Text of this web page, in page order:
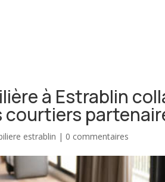
à Estrablin
estrablin | 0 commentaires